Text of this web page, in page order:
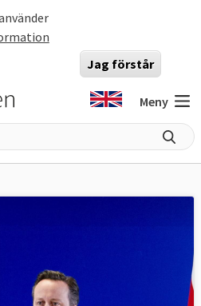
Jag förstår
Meny